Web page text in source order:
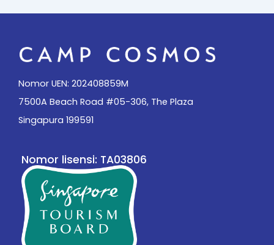
Nomor UEN: 202408859M
7500A Beach Road #05-306, The Plaza
Singapura 199591
Nomor lisensi: TA03806